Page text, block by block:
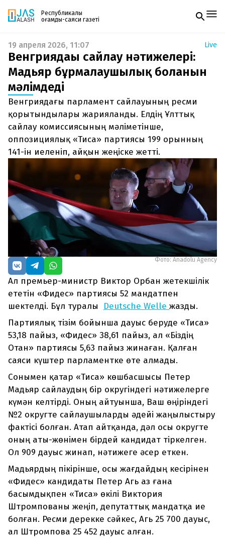
Республикалық
қоғамдық-саяси газеті
Жаңалықтар
Спорт
Live
Руханият
Аймақ
Архив
Заң және тәртіп
Редакциямен байланыс
+7 708 604 51 06
Жарнама бөлімі
+7 701 220 64 52
Пошта
zhasalash100@gmail.com
Газетке жазылу
PDF форматтағы газетті ай сайын электронды
поштаңызға алып отырыңыз. Жаңа нөмір
шыққан сәтте сізге бірден жіберіледі. Тек email
енгізіңіз, біз қалғанын өзіміз жібереміз.
19 апреля 2026, 11:07 Live
Венгриядағы сайлау нәтижелері:
Мадьяр бұрмалаушылық болғанын
мәлімдеді
Венгриядағы парламент сайлауының ресми
қорытындылары жарияланды. Елдің Ұлттық
сайлау комиссиясының мәліметінше,
оппозициялық «Тиса» партиясы 199 орынның
141-ін иеленіп, айқын жеңіске жетті.
Фото: Anadolu Agency
Ал премьер-министр Виктор Орбан жетекшілік
ететін «Фидес» партиясы 52 мандатпен
шектелді. Бұл туралы Deutsche Welle жазды.
Партиялық тізім бойынша дауыс беруде «Тиса»
53,18 пайыз, «Фидес» 38,61 пайыз, ал «Біздің
Отан» партиясы 5,63 пайыз жинаған. Қалған
саяси күштер парламентке өте алмады.
Сонымен қатар «Тиса» көшбасшысы Петер
Мадьяр сайлаудың бір округіндегі нәтижелерге
күмән келтірді. Оның айтуынша, Ваш өңіріндегі
№2 округте сайлаушыларды әдейі жаңылыстыру
фактісі болған. Атап айтқанда, дәл осы округте
оның аты-жөнімен бірдей кандидат тіркелген.
Ол 909 дауыс жинап, нәтижеге әсер еткен.
Мадьярдың пікірінше, осы жағдайдың кесірінен
«Фидес» кандидаты Петер Агь аз ғана
басымдықпен «Тиса» өкілі Виктория
Штромпованы жеңіп, депутаттық мандатқа ие
болған. Ресми дерекке сәйкес, Агь 25 700 дауыс,
ал Штромпова 25 452 дауыс алған.